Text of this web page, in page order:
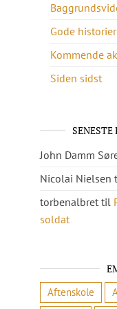
Gode historier
Kommende
Siden sidst
John Damm
Nicolai Nielsen
torbenalbrettil
soldat
Aftenskole